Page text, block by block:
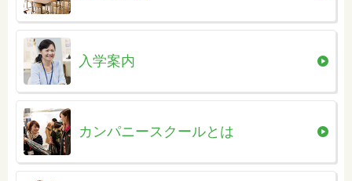
入学案内
カンパニースクールとは